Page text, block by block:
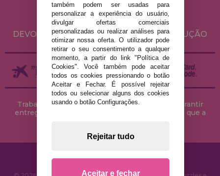
POLÍTICA DE COOKIES
ENVIO E DEVOLUÇÕES
DEVOLUÇÕES / DIREITO DE LIVRE RESOLUÇÃO
Trabalhamos com stocks permanentes para garantir
entregas rápidas no território peninsular, desde que a
também podem ser usadas para
personalizar a experiência do usuário,
divulgar ofertas comerciais
personalizadas ou realizar análises para
otimizar nossa oferta. O utilizador pode
retirar o seu consentimento a qualquer
momento, a partir do link "Política de
Cookies". Você também pode aceitar
todos os cookies pressionando o botão
Aceitar e Fechar. É possível rejeitar
todos ou selecionar alguns dos cookies
usando o botão Configurações.
Rejeitar tudo
Aceitar e fechar